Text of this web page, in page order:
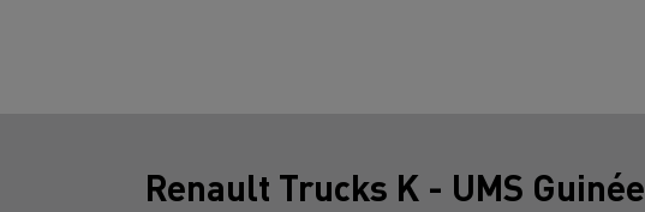
Renault Trucks K - UMS Guinée